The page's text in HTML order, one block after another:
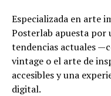
Especializada en arte
Posterlab apuesta por
tendencias actuales
vintage o el arte de
accesibles y una
digital.